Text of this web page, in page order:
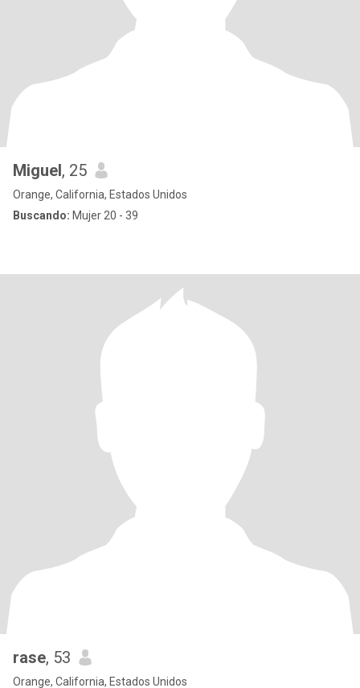
Miguel, 25
Orange, California, Estados Unidos
Buscando: Mujer 20 - 39
rase, 53
Orange, California, Estados Unidos